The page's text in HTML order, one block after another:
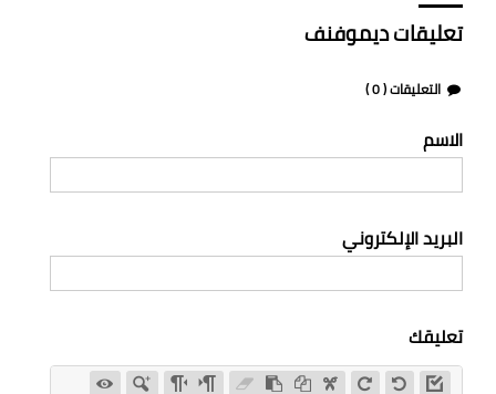
تعليقات ديموفنف
التعليقات (0
)
الاسم
البريد الإلكتروني
تعليقك